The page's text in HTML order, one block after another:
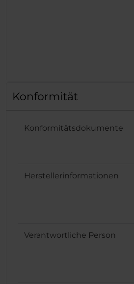
Konformität
Konformitätsdokumente
Herstellerinformationen
Verantwortliche Person